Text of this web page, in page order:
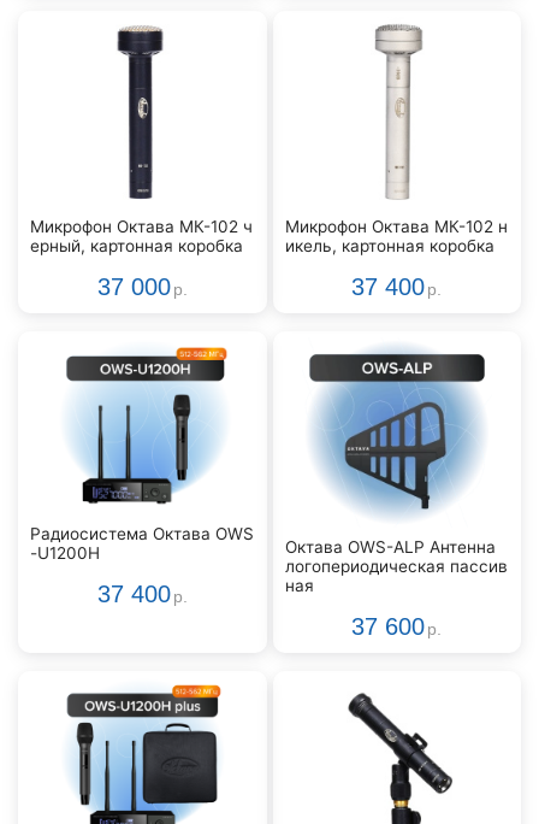
Микрофон Октава МК-102 ч
ерный, картонная коробка
37 000 р.
Микрофон Октава МК-102 н
икель, картонная коробка
37 400 р.
Радиосистема Октава OWS
-U1200H
37 400 р.
Октава OWS-ALP Антенна
логопериодическая пассив
ная
37 600 р.